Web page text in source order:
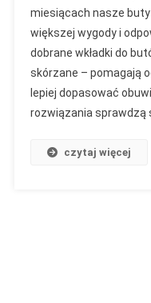
miesiącach nasze
większej wygody i
dobrane wkładki do
skórzane – pomagają
lepiej dopasować
rozwiązania sprawdzą
czytaj więcej